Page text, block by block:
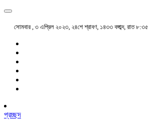
সোমবার , ৩ এপ্রিল ২০২৩, ২৪শে শ্রাবণ, ১৪৩৩ বঙ্গাব্দ, রাত ৮:৩৫
প্রচ্ছদ